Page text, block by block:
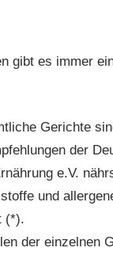
gibt es immer
Gerichte
der
e.V.
und
(*).
der einzelnen